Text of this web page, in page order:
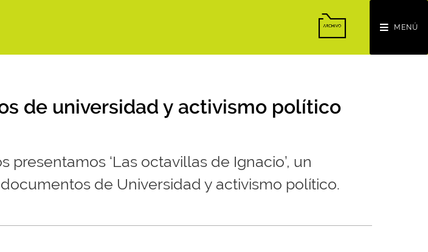
MENÚ
de universidad y activismo político
‘Las octavillas de Ignacio’, un
de Universidad y activismo político.